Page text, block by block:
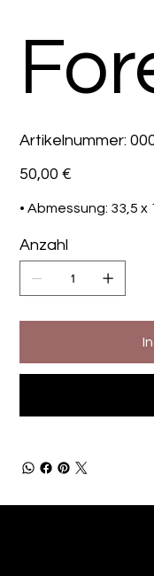
Artikelnummer:
Preis
50,00 €
• Abmessung: 33,5 x
Anzahl